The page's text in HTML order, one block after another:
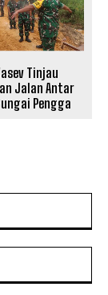
Tinjau
Jalan Antar
Pengga